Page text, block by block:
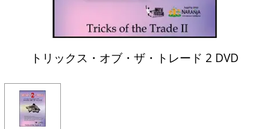
トリックス・オブ・ザ・トレード 2 DVD